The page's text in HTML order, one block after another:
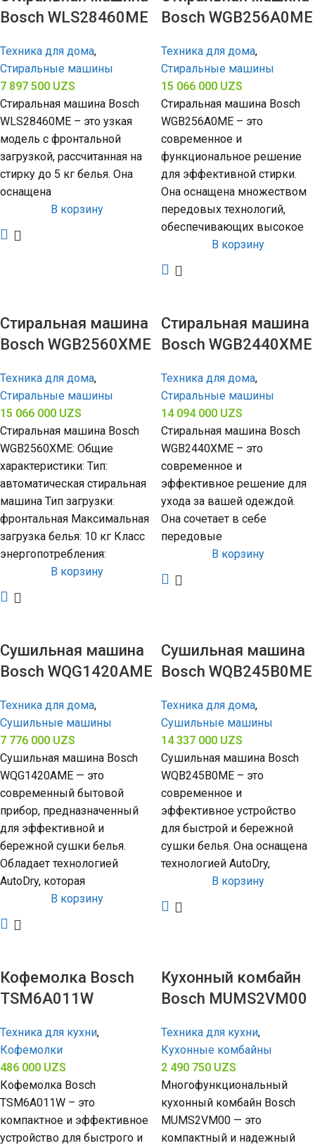
Bosch WLS28460ME
Техника для дома,
Стиральные машины
7 897 500 UZS
Стиральная машина Bosch
WLS28460ME – это узкая
модель с фронтальной
загрузкой, рассчитанная на
стирку до 5 кг белья. Она
оснащена
В корзину
Bosch WGB256A0ME
Техника для дома,
Стиральные машины
15 066 000 UZS
Стиральная машина Bosch
WGB256A0ME – это
современное и
функциональное решение
для эффективной стирки.
Она оснащена множеством
передовых технологий,
обеспечивающих высокое
В корзину
Стиральная машина
Bosch WGB2560XME
Техника для дома,
Стиральные машины
15 066 000 UZS
Стиральная машина Bosch
WGB2560XME: Общие
характеристики: Тип:
автоматическая стиральная
машина Тип загрузки:
фронтальная Максимальная
загрузка белья: 10 кг Класс
энергопотребления:
В корзину
Стиральная машина
Bosch WGB2440XME
Техника для дома,
Стиральные машины
14 094 000 UZS
Стиральная машина Bosch
WGB2440XME – это
современное и
эффективное решение для
ухода за вашей одеждой.
Она сочетает в себе
передовые
В корзину
Сушильная машина
Bosch WQG1420AME
Техника для дома,
Сушильные машины
7 776 000 UZS
Сушильная машина Bosch
WQG1420AME — это
современный бытовой
прибор, предназначенный
для эффективной и
бережной сушки белья.
Обладает технологией
AutoDry, которая
В корзину
Сушильная машина
Bosch WQB245B0ME
Техника для дома,
Сушильные машины
14 337 000 UZS
Сушильная машина Bosch
WQB245B0ME – это
современное и
эффективное устройство
для быстрой и бережной
сушки белья. Она оснащена
технологией AutoDry,
В корзину
Кофемолка Bosch
TSM6A011W
Техника для кухни,
Кофемолки
486 000 UZS
Кофемолка Bosch
TSM6A011W – это
компактное и эффективное
устройство для быстрого и
Кухонный комбайн
Bosch MUMS2VM00
Техника для кухни,
Кухонные комбайны
2 490 750 UZS
Многофункциональный
кухонный комбайн Bosch
MUMS2VM00 — это
компактный и надежный